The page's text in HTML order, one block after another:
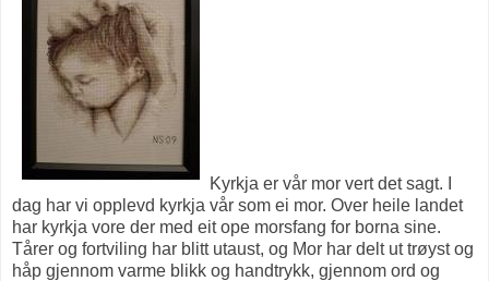
Kyrkja er vår mor vert det sagt. I
dag har vi opplevd kyrkja vår som ei mor. Over heile landet
har kyrkja vore der med eit ope morsfang for borna sine.
Tårer og fortviling har blitt utaust, og Mor har delt ut trøyst og
håp gjennom varme blikk og handtrykk, gjennom ord og